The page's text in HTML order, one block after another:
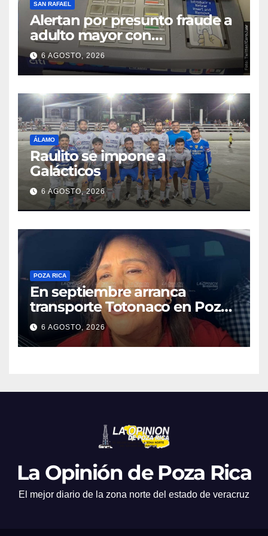
SAN RAFAEL
Alertan por presunto fraude a
adulto mayor con
discapacidad visual en cajero
bancario
6 AGOSTO, 2026
ÁLAMO
Raulito se impone a
Galácticos
6 AGOSTO, 2026
POZA RICA
En septiembre arranca
transporte Totonaco en Poza
Rica
6 AGOSTO, 2026
La Opinión de Poza Rica
El mejor diario de la zona norte del estado de veracruz